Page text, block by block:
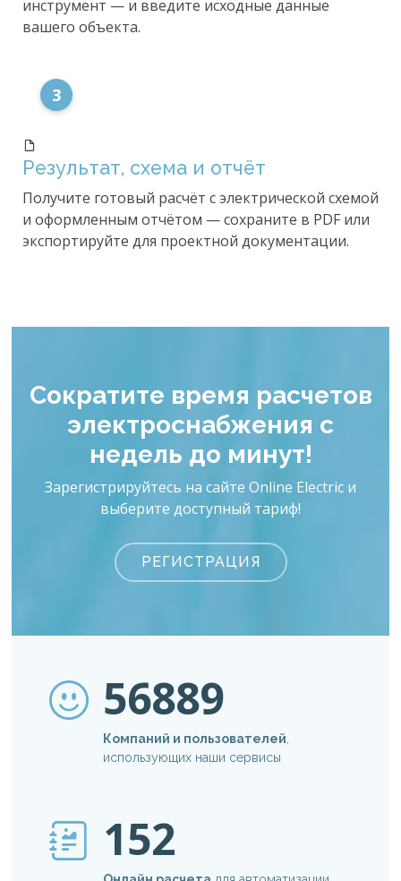
инструмент — и введите исходные данные
вашего объекта.
3
Результат, схема и отчёт
Получите готовый расчёт с электрической схемой
и оформленным отчётом — сохраните в PDF или
экспортируйте для проектной документации.
Сократите время расчетов
электроснабжения с
недель до минут!
Зарегистрируйтесь на сайте Online Electric и
выберите доступный тариф!
РЕГИСТРАЦИЯ
56889
Компаний и пользователей
использующих наши сервисы
152